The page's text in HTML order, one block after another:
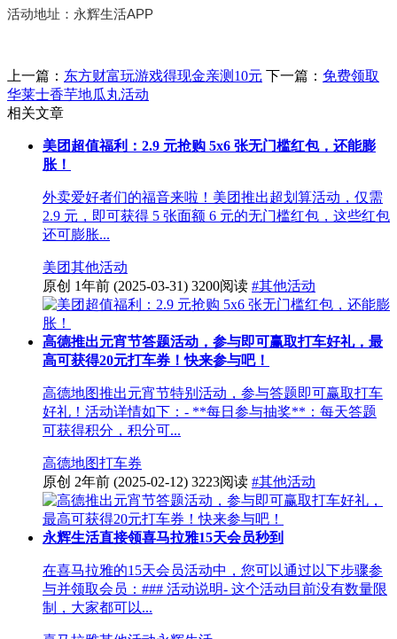
活动地址：永辉生活APP
上一篇： 东方财富玩游戏得现金亲测10元 下一篇： 免费领取
华莱士香芋地瓜丸活动
相关文章
美团超值福利：2.9 元抢购 5x6 张无门槛红包，还能膨
胀！
外卖爱好者们的福音来啦！美团推出超划算活动，仅需
2.9 元，即可获得 5 张面额 6 元的无门槛红包，这些红包
还可膨胀...
美团其他活动
原创 1年前 (2025-03-31) 3200阅读 #其他活动
高德推出元宵节答题活动，参与即可赢取打车好礼，最
高可获得20元打车券！快来参与吧！
高德地图推出元宵节特别活动，参与答题即可赢取打车
好礼！活动详情如下：- **每日参与抽奖**：每天答题
可获得积分，积分可...
高德地图打车券
原创 2年前 (2025-02-12) 3223阅读 #其他活动
永辉生活直接领喜马拉雅15天会员秒到
在喜马拉雅的15天会员活动中，您可以通过以下步骤参
与并领取会员：### 活动说明- 这个活动目前没有数量限
制，大家都可以...